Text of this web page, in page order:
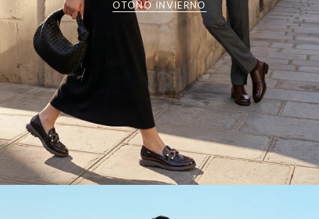
OTOÑO INVIERNO